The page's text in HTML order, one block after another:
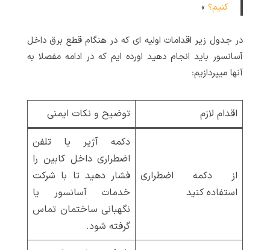
کنیم؟»
در جدول زیر اقدامات اولیه ای که در هنگام قطع برق داخل
آسانسور باید انجام دهید اورده ایم که در ادامه مفصلا به
آنها میپردازیم:
اقدام لازم توضیح و نکات ایمنی
از دکمه اضطراری
استفاده کنید
دکمه آژیر یا تلفن
اضطراری داخل کابین را
فشار دهید تا با شرکت
خدمات آسانسور یا
نگهبانی ساختمان تماس
گرفته شود.